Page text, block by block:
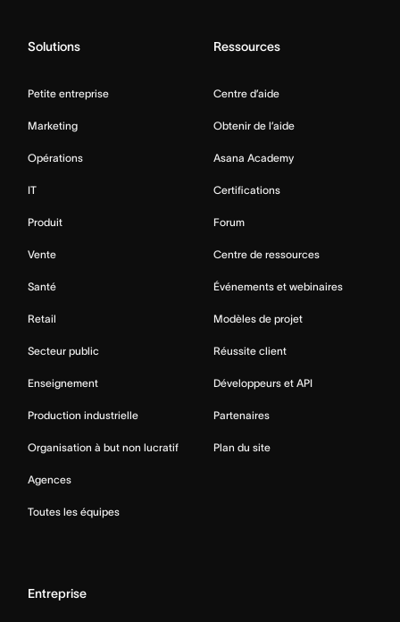
Solutions
Petite entreprise
Marketing
Opérations
IT
Produit
Vente
Santé
Retail
Secteur public
Enseignement
Production industrielle
Organisation à but non lucratif
Agences
Toutes les équipes
Ressources
Centre d’aide
Obtenir de l’aide
Asana Academy
Certifications
Forum
Centre de ressources
Événements et webinaires
Modèles de projet
Réussite client
Développeurs et API
Partenaires
Plan du site
Entreprise